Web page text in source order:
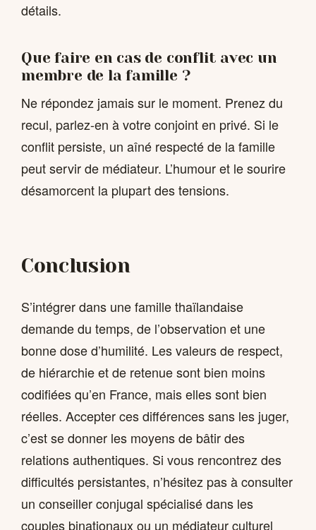
détails.
Que faire en cas de conflit avec un
membre de la famille ?
Ne répondez jamais sur le moment. Prenez du
recul, parlez-en à votre conjoint en privé. Si le
conflit persiste, un aîné respecté de la famille
peut servir de médiateur. L’humour et le sourire
désamorcent la plupart des tensions.
Conclusion
S’intégrer dans une famille thaïlandaise
demande du temps, de l’observation et une
bonne dose d’humilité. Les valeurs de respect,
de hiérarchie et de retenue sont bien moins
codifiées qu’en France, mais elles sont bien
réelles. Accepter ces différences sans les juger,
c’est se donner les moyens de bâtir des
relations authentiques. Si vous rencontrez des
difficultés persistantes, n’hésitez pas à consulter
un conseiller conjugal spécialisé dans les
couples binationaux ou un médiateur culturel